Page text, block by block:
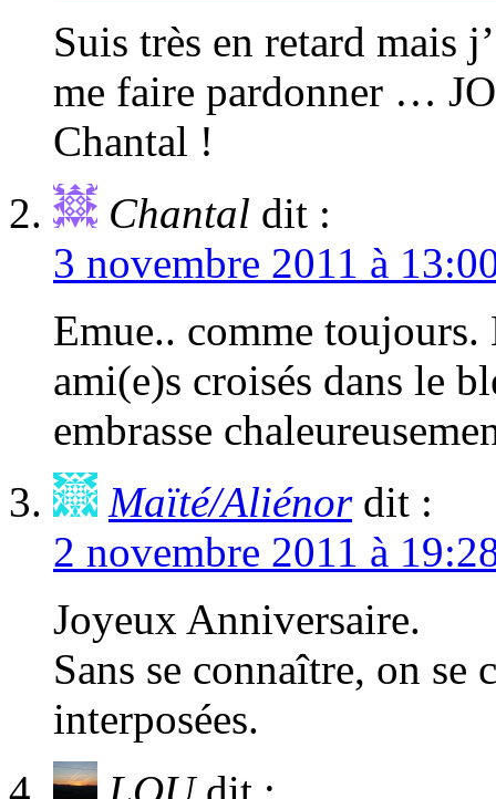
Suis très en retard mais
me faire pardonner …
Chantal !
Chantal dit :
3 novembre 2011 à
Emue.. comme
ami(e)s croisés dans le
embrasse
Maïté/Aliénor dit :
2 novembre 2011 à
Joyeux Anniversaire.
Sans se connaître, on
interposées.